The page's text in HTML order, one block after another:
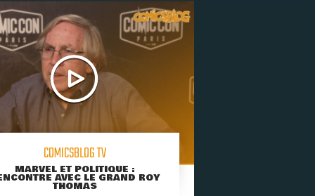
COMICSBLOG TV
MARVEL ET POLITIQUE :
AVEC LE GRAND ROY
THOMAS